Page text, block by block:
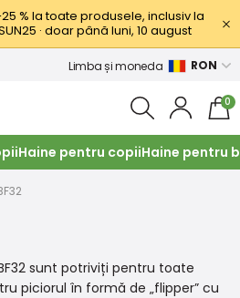
% la toate produsele, inclusiv la
· doar până luni, 10 august
Limba și moneda RON
0
Haine pentru copiiHaine pentru
sunt potriviți pentru toate
piciorul în formă de „flipper” cu